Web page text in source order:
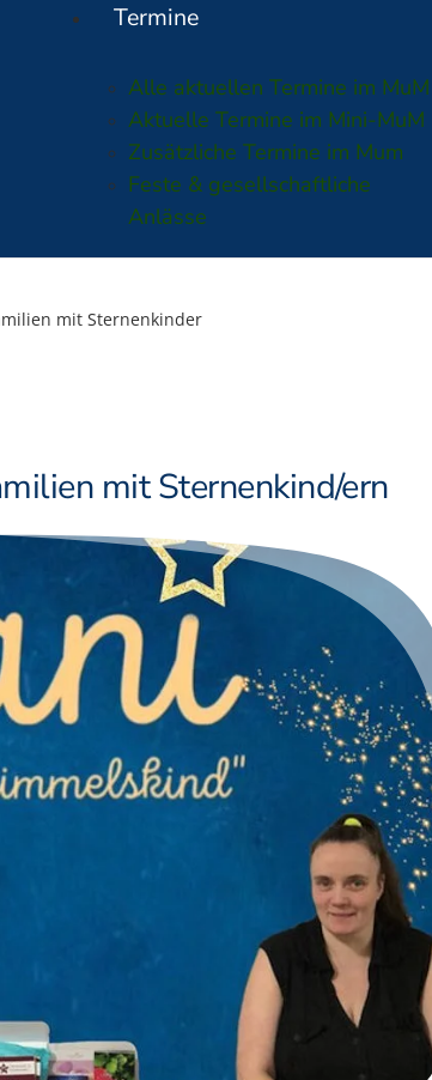
Termine
Alle aktuellen Termine im MuM
Aktuelle Termine im Mini-MuM
Zusätzliche Termine im Mum
Feste & gesellschaftliche
Anlässe
mit Sternenkinder
mit Sternenkind/ern